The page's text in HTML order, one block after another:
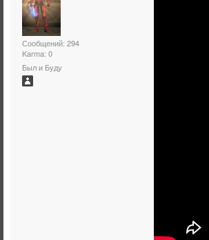
Сообщений: 294
Karma: 0
Был и Буду